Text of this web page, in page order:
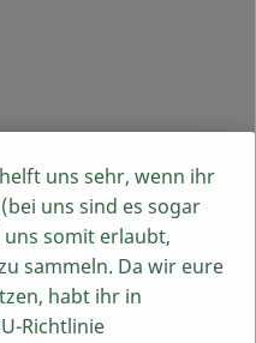
Land)
uns sehr, wenn ihr
uns sind es sogar
uns somit erlaubt,
sammeln. Da wir eure
habt ihr in
Richtlinie